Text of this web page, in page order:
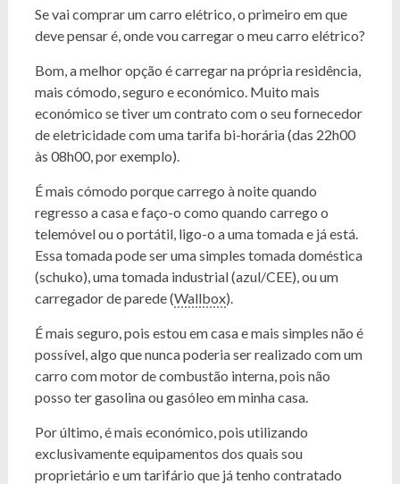
Se vai comprar um carro elétrico, o primeiro em que
deve pensar é, onde vou carregar o meu carro elétrico?
Bom, a melhor opção é carregar na própria residência,
mais cómodo, seguro e económico. Muito mais
económico se tiver um contrato com o seu fornecedor
de eletricidade com uma tarifa bi-horária (das 22h00
às 08h00, por exemplo).
É mais cómodo porque carrego à noite quando
regresso a casa e faço-o como quando carrego o
telemóvel ou o portátil, ligo-o a uma tomada e já está.
Essa tomada pode ser uma simples tomada doméstica
(schuko), uma tomada industrial (azul/CEE), ou um
carregador de parede (Wallbox).
É mais seguro, pois estou em casa e mais simples não é
possível, algo que nunca poderia ser realizado com um
carro com motor de combustão interna, pois não
posso ter gasolina ou gasóleo em minha casa.
Por último, é mais económico, pois utilizando
exclusivamente equipamentos dos quais sou
proprietário e um tarifário que já tenho contratado